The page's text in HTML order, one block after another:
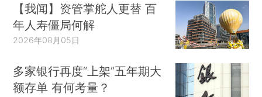
【我闻】资管掌舵人更替 百
年人寿僵局何解
2026年08月05日
多家银行再度“上架”五年期大
额存单 有何考量？